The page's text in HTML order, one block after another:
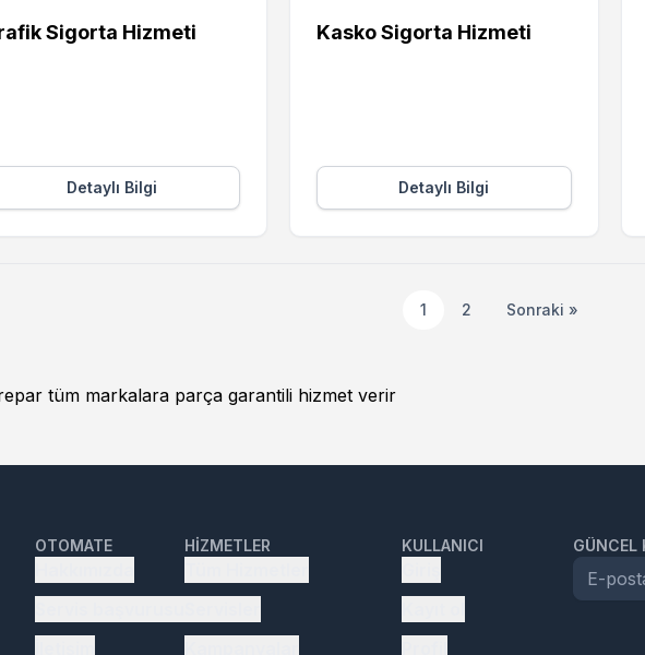
Sigorta Hizmeti
Detaylı Bilgi
Kasko Sigorta Hizmeti
Detaylı Bilgi
1 2 Sonraki »
tüm markalara parça garantili hizmet verir
OTOMATE HIZMETLER KULLANICI GÜNCEL